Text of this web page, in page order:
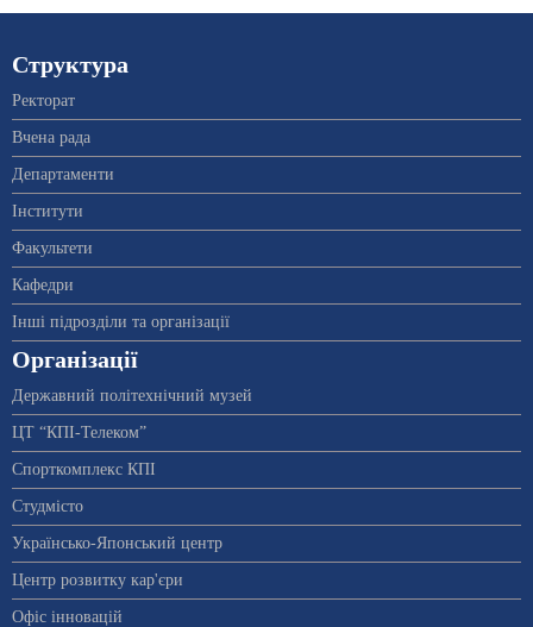
Структура
Ректорат
Вчена рада
Департаменти
Інститути
Факультети
Кафедри
Інші підрозділи та організації
Організації
Державний політехнічний музей
ЦТ “КПІ-Телеком”
Спорткомплекс КПІ
Студмісто
Українсько-Японський центр
Центр розвитку кар'єри
Офіс інновацій